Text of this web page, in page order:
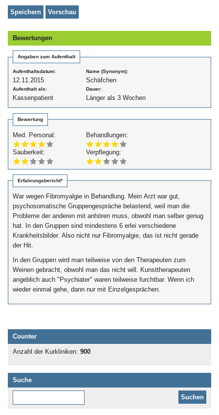
Bewertungen
Angaben zum Aufenthalt
Aufenthaltsdatum:
12.11.2015
Name (Synonym):
Schäfchen
Aufenthalt als:
Kassenpatient
Dauer:
Länger als 3 Wochen
Bewertung
Med. Personal: Behandlungen:
Sauberkeit: Verpflegung:
Erfahrungsbericht*
War wegen Fibromyalgie in Behandlung. Mein Arzt war gut,
psychosomatische Gruppengespräche belastend, weil man die
Probleme der anderen mit anhören muss, obwohl man selber genug
hat. In den Gruppen sind mindestens 6 erlei verschiedene
Krankheitsbilder. Also nicht nur Fibromyalgie, das ist nicht gerade
der Hit.
In den Gruppen wird man teilweise von den Therapeuten zum
Weinen gebracht, obwohl man das nicht will. Kunsttherapeuten
angeblich auch "Psychiater" waren teilweise furchtbar. Wenn ich
wieder einmal gehe, dann nur mit Einzelgesprächen.
Counter
Anzahl der Kurkliniken: 900
Suche